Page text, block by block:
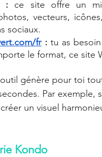
: ce site offre un
vecteurs,
sociaux.
fr : tu as
le format, ce site
génère pour toi
Par exemple,
un visuel
Kondo